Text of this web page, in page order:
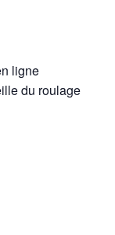
ligne
du roulage